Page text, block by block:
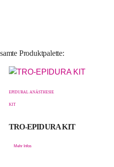
Produktpalette:
EPIDURAL ANÄSTHESIE
KIT
TRO-EPIDURA KIT
Mehr Infos